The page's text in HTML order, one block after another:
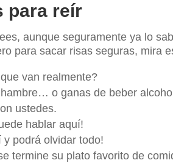
para reír
aunque seguramente ya lo
para sacar risas seguras, mira
van realmente?
o ganas de beber
ustedes.
hablar aquí!
y podrá olvidar todo!
termine su plato favorito de